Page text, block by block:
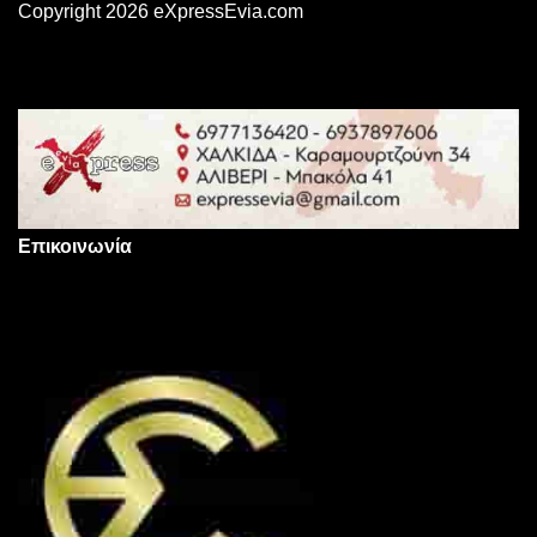
Copyright 2026 eXpressEvia.com
Επικοινωνία